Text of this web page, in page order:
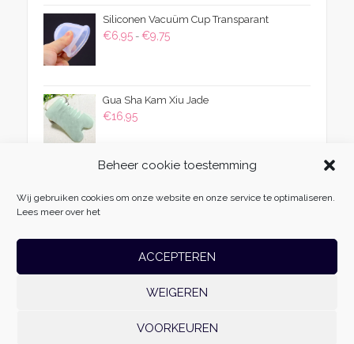
Beheer cookie toestemming
Wij gebruiken cookies om onze website en onze service te optimaliseren.
Lees meer over het
ACCEPTEREN
WEIGEREN
VOORKEUREN
€54,95.€29,95.
Siliconen Vacuüm Cup Transparant
€6,95 - €9,75Prijsklasse:
Gua Sha Kam Xiu Jade
€16,95
| Vliehors 25 | 8223 CZ | Lelystad | 06-54985511 |
Websoep.nl